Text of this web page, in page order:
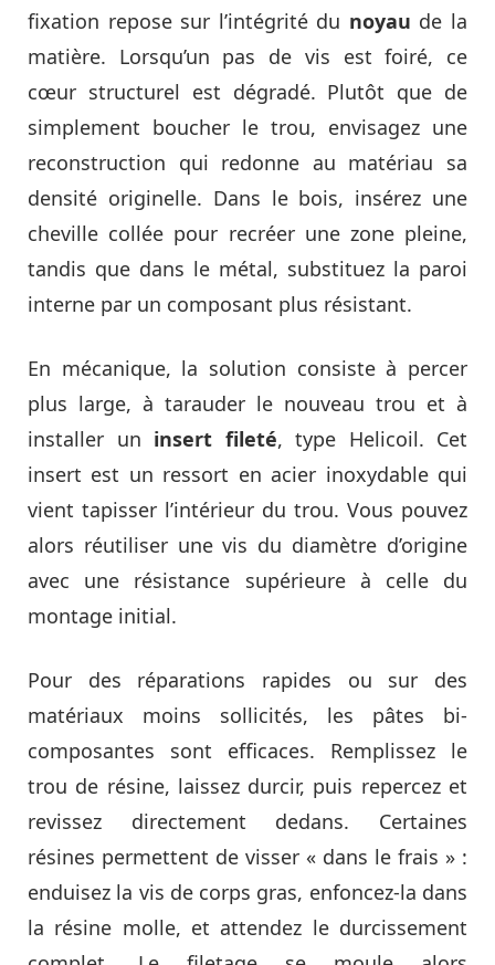
fixation repose sur l’intégrité du noyau de la
matière. Lorsqu’un pas de vis est foiré, ce
cœur structurel est dégradé. Plutôt que de
simplement boucher le trou, envisagez une
reconstruction qui redonne au matériau sa
densité originelle. Dans le bois, insérez une
cheville collée pour recréer une zone pleine,
tandis que dans le métal, substituez la paroi
interne par un composant plus résistant.
En mécanique, la solution consiste à percer
plus large, à tarauder le nouveau trou et à
installer un insert fileté, type Helicoil. Cet
insert est un ressort en acier inoxydable qui
vient tapisser l’intérieur du trou. Vous pouvez
alors réutiliser une vis du diamètre d’origine
avec une résistance supérieure à celle du
montage initial.
Pour des réparations rapides ou sur des
matériaux moins sollicités, les pâtes bi-
composantes sont efficaces. Remplissez le
trou de résine, laissez durcir, puis repercez et
revissez directement dedans. Certaines
résines permettent de visser « dans le frais » :
enduisez la vis de corps gras, enfoncez-la dans
la résine molle, et attendez le durcissement